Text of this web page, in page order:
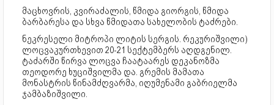
მაცხოვრის, კვირაძალის, წმიდა გიორგის, წმიდა
ბარბარესა და სხვა წმიდათა სახელობის ტაძრები.
ნეკრესელი მიტროპი ლიტის სერგის. რეკურიშვილი)
ლოცვაკურთხევით 20-21 სექტემბერს აღდგენილ.
ტაძარში წირვა ლოცვა ჩაატაარეს დეკანოზმა
თეოდორე ხუციშვილმა და. გრემის მამათა
მონასტრის წინამძღვარმა, იღუმენამი გაბრიელმა
ჯამბაზიშვილი.